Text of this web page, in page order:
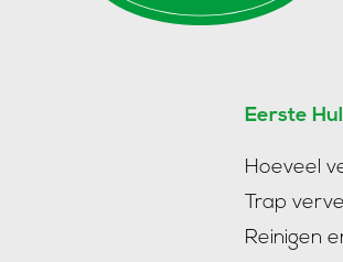
Eerste
Hoeveel
Trap
Reinigen